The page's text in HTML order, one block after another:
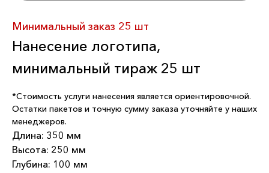
Минимальный заказ 25 шт
Нанесение логотипа,
минимальный тираж 25 шт
*Стоимость услуги нанесения является ориентировочной.
Остатки пакетов и точную сумму заказа уточняйте у наших
менеджеров.
Длина: 350 мм
Высота: 250 мм
Глубина: 100 мм